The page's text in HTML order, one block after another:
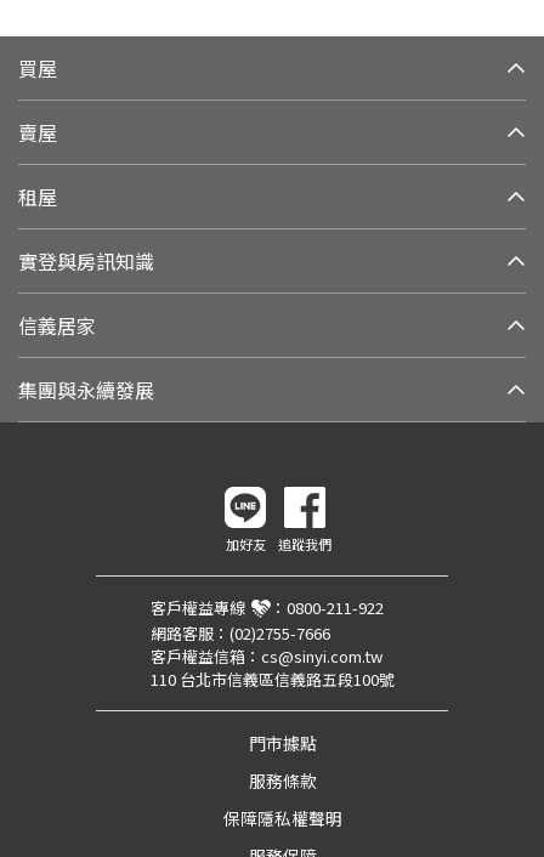
買屋
賣屋
租屋
實登與房訊知識
信義居家
集團與永續發展
加好友 追蹤我們
客戶權益專線 ： 0800-211-922
網路客服： (02)2755-7666
客戶權益信箱： cs@sinyi.com.tw
110 台北市信義區信義路五段100號
門市據點
服務條款
保障隱私權聲明